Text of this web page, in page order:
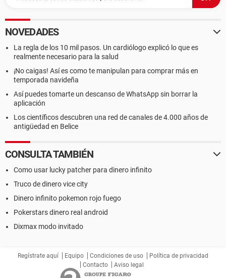
NOVEDADES
La regla de los 10 mil pasos. Un cardiólogo explicó lo que es
realmente necesario para la salud
¡No caigas! Así es como te manipulan para comprar más en
temporada navideña
Así puedes tomarte un descanso de WhatsApp sin borrar la
aplicación
Los científicos descubren una red de canales de 4.000 años de
antigüedad en Belice
CONSULTA TAMBIÉN
Como usar lucky patcher para dinero infinito
Truco de dinero vice city
Dinero infinito pokemon rojo fuego
Pokerstars dinero real android
Dixmax modo invitado
Regístrate aquí Equipo Condiciones de uso
Política de privacidad
Contacto
Aviso legal